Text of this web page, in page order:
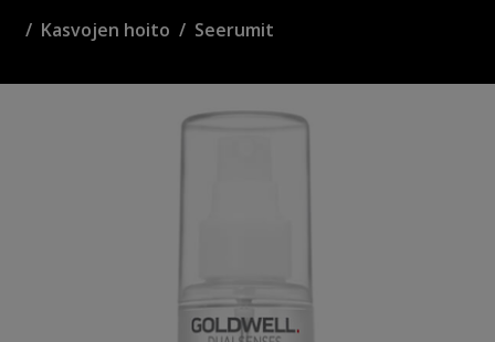
Kasvojen hoito Seerumit